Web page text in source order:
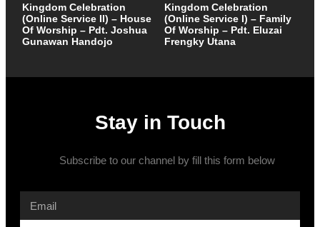
Kingdom Celebration
(Online Service II) – House
Of Worship – Pdt. Joshua
Gunawan Handojo
Kingdom Celebration
(Online Service I) – Family
Of Worship – Pdt. Eluzai
Frengky Utana
Stay in Touch
Subscribe to our channel by fill this form below